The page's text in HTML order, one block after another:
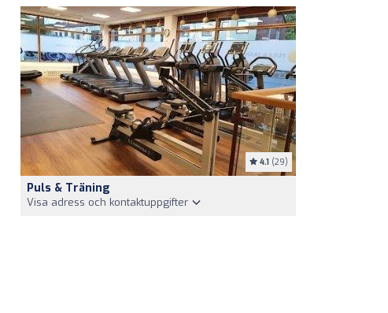
4.1 (29)
Puls & Träning
Visa adress och kontaktuppgifter